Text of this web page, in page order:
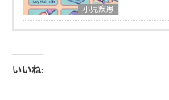
小児疾患
いいね: